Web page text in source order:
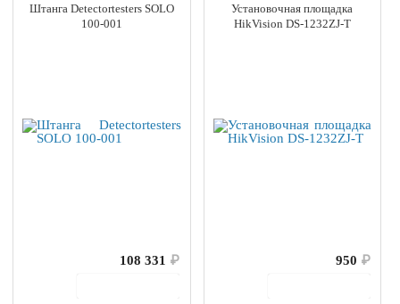
Штанга Detectortesters SOLO
100-001
108 331 ₽
Установочная площадка
HikVision DS-1232ZJ-T
950 ₽